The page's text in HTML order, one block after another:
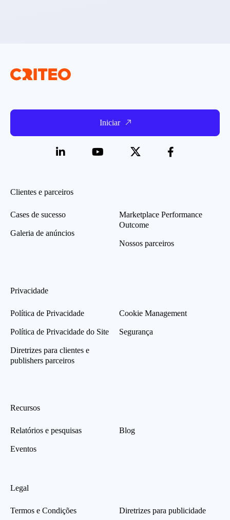
Iniciar
Clientes e parceiros
Cases de sucesso
Galeria de anúncios
Marketplace Performance
Outcome
Nossos parceiros
Privacidade
Política de Privacidade
Política de Privacidade do Site
Diretrizes para clientes e
publishers parceiros
Cookie Management
Segurança
Recursos
Relatórios e pesquisas
Eventos
Blog
Legal
Termos e Condições Diretrizes para publicidade